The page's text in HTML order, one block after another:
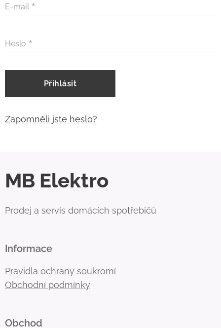
E-mail
Heslo
Přihlásit
Zapomněli jste heslo?
MB Elektro
Prodej a servis domácích spotřebičů
Informace
Pravidla ochrany soukromí
Obchodní podmínky
Obchod